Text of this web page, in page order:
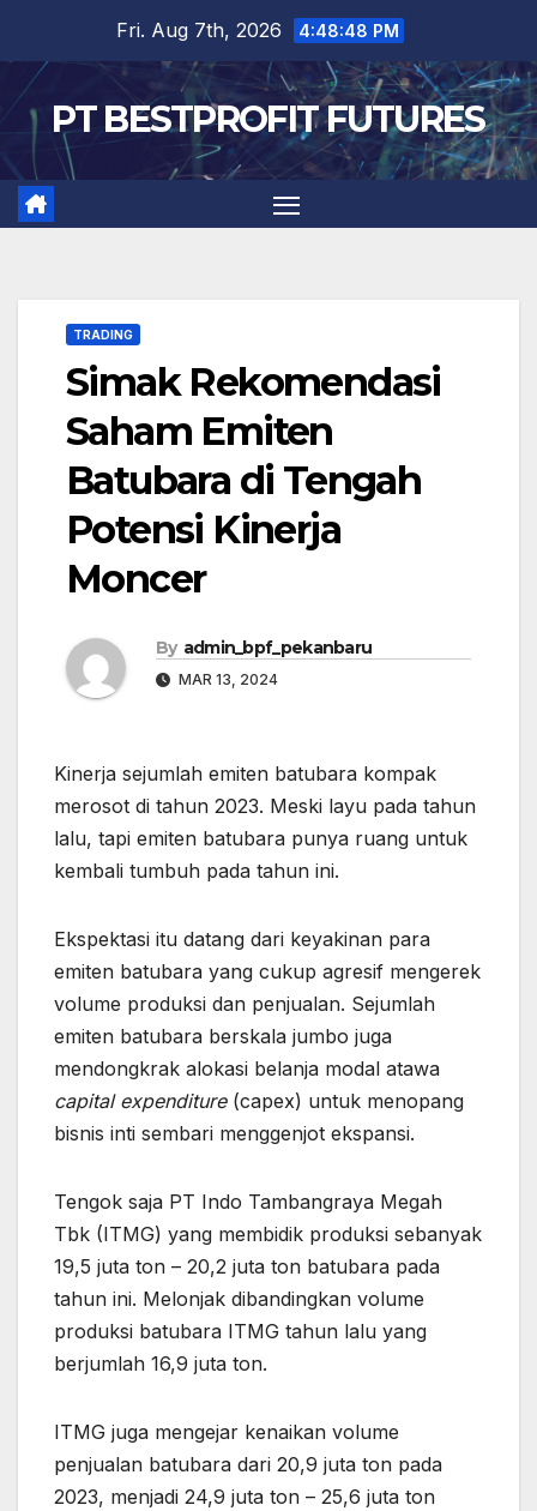
content
Fri. Aug 7th, 2026 4:48:48 PM
PT BESTPROFIT FUTURES
TRADING
Simak Rekomendasi
Saham Emiten
Batubara di Tengah
Potensi Kinerja
Moncer
By admin_bpf_pekanbaru
MAR 13, 2024
Kinerja sejumlah emiten batubara kompak
merosot di tahun 2023. Meski layu pada tahun
lalu, tapi emiten batubara punya ruang untuk
kembali tumbuh pada tahun ini.
Ekspektasi itu datang dari keyakinan para
emiten batubara yang cukup agresif mengerek
volume produksi dan penjualan. Sejumlah
emiten batubara berskala jumbo juga
mendongkrak alokasi belanja modal atawa
capital expenditure(capex) untuk menopang
bisnis inti sembari menggenjot ekspansi.
Tengok saja PT Indo Tambangraya Megah
Tbk (ITMG) yang membidik produksi sebanyak
19,5 juta ton – 20,2 juta ton batubara pada
tahun ini. Melonjak dibandingkan volume
produksi batubara ITMG tahun lalu yang
berjumlah 16,9 juta ton.
ITMG juga mengejar kenaikan volume
penjualan batubara dari 20,9 juta ton pada
2023, menjadi 24,9 juta ton – 25,6 juta ton